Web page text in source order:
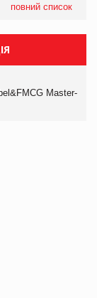
повний список
Master-